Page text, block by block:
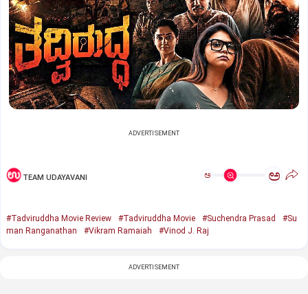
ADVERTISEMENT
TEAM UDAYAVANI ಅ ಅ
#Tadviruddha Movie Review #Tadviruddha Movie #Suchendra Prasad
#Su
man Ranganathan
#Vikram Ramaiah #Vinod J. Raj
ADVERTISEMENT